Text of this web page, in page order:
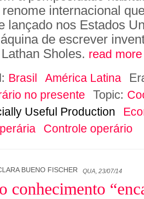
internacional
lançado nos Estados
de escrever
Sholes. read
Brasil América Latina
no presente Topic:
Useful Production
Controle operário
BUENO FISCHER QUA, 23/07/14
conhecimento